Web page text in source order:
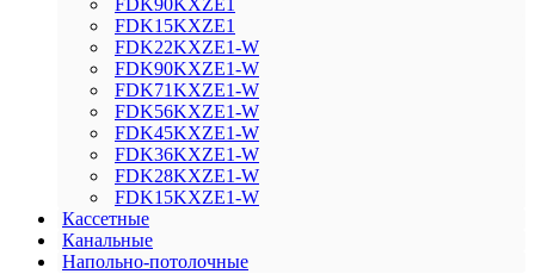
FDK90KXZE1
FDK15KXZE1
FDK22KXZE1-W
FDK90KXZE1-W
FDK71KXZE1-W
FDK56KXZE1-W
FDK45KXZE1-W
FDK36KXZE1-W
FDK28KXZE1-W
FDK15KXZE1-W
Кассетные
Канальные
Напольно-потолочные